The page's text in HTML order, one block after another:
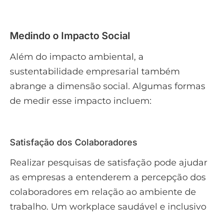
Medindo o Impacto Social
Além do impacto ambiental, a
sustentabilidade empresarial também
abrange a dimensão social. Algumas formas
de medir esse impacto incluem:
Satisfação dos Colaboradores
Realizar pesquisas de satisfação pode ajudar
as empresas a entenderem a percepção dos
colaboradores em relação ao ambiente de
trabalho. Um workplace saudável e inclusivo